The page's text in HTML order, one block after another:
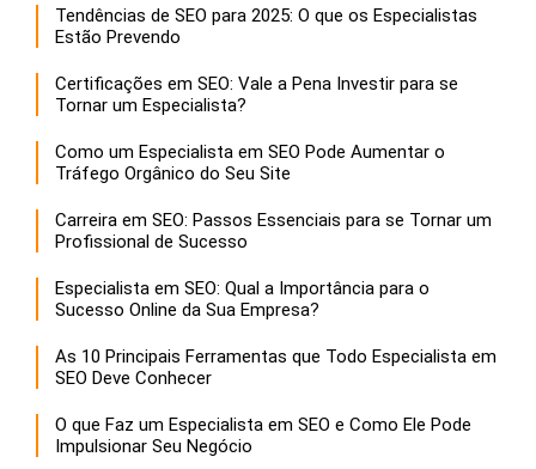
Tendências de SEO para 2025: O que os Especialistas
Estão Prevendo
Certificações em SEO: Vale a Pena Investir para se
Tornar um Especialista?
Como um Especialista em SEO Pode Aumentar o
Tráfego Orgânico do Seu Site
Carreira em SEO: Passos Essenciais para se Tornar um
Profissional de Sucesso
Especialista em SEO: Qual a Importância para o
Sucesso Online da Sua Empresa?
As 10 Principais Ferramentas que Todo Especialista em
SEO Deve Conhecer
O que Faz um Especialista em SEO e Como Ele Pode
Impulsionar Seu Negócio